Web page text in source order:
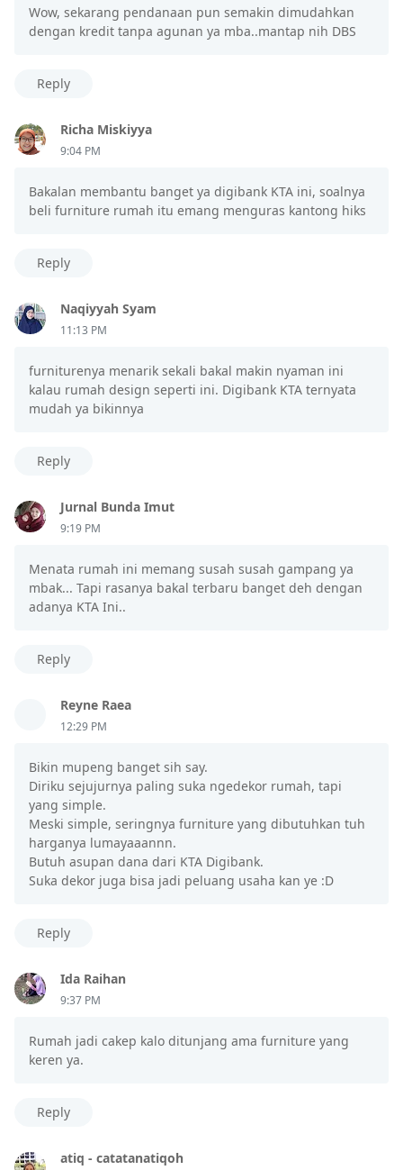
Wow, sekarang pendanaan pun semakin dimudahkan
dengan kredit tanpa agunan ya mba..mantap nih DBS
Reply
Richa Miskiyya
9:04 PM
Bakalan membantu banget ya digibank KTA ini, soalnya
beli furniture rumah itu emang menguras kantong hiks
Reply
Naqiyyah Syam
11:13 PM
furniturenya menarik sekali bakal makin nyaman ini
kalau rumah design seperti ini. Digibank KTA ternyata
mudah ya bikinnya
Reply
Jurnal Bunda Imut
9:19 PM
Menata rumah ini memang susah susah gampang ya
mbak... Tapi rasanya bakal terbaru banget deh dengan
adanya KTA Ini..
Reply
Reyne Raea
12:29 PM
Bikin mupeng banget sih say.
Diriku sejujurnya paling suka ngedekor rumah, tapi
yang simple.
Meski simple, seringnya furniture yang dibutuhkan tuh
harganya lumayaaannn.
Butuh asupan dana dari KTA Digibank.
Suka dekor juga bisa jadi peluang usaha kan ye :D
Reply
Ida Raihan
9:37 PM
Rumah jadi cakep kalo ditunjang ama furniture yang
keren ya.
Reply
atiq - catatanatiqoh